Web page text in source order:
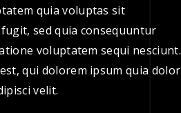
quia voluptas sit
sed quia consequuntur
voluptatem sequi nesciunt.
qui dolorem ipsum quia dolor
velit.